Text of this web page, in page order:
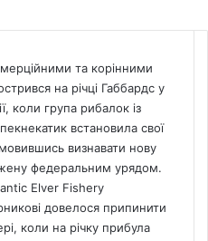
та корінними
на річці Габбардс у
коли група рибалок із
встановила свої
визнавати нову
федеральним урядом.
Elver Fishery
довелося припинити
коли на річку прибула